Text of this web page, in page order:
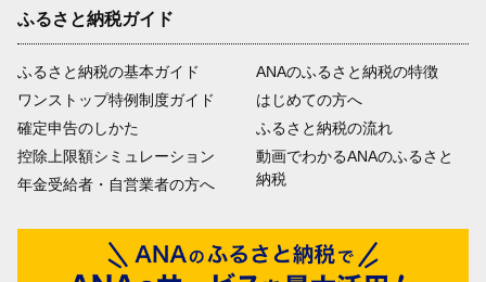
ふるさと納税ガイド
ふるさと納税の基本ガイド
ワンストップ特例制度ガイド
確定申告のしかた
控除上限額シミュレーション
年金受給者・自営業者の方へ
ANAのふるさと納税の特徴
はじめての方へ
ふるさと納税の流れ
動画でわかるANAのふるさと
納税